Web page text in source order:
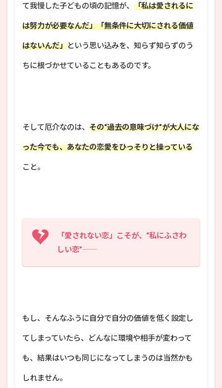
て我慢した子どもの頃の記憶が、 「私は愛されるに
は努力が必要なんだ」「無条件に大切にされる価値
はないんだ」という思い込みを、知らず知らずのう
ちに根づかせていることもあるのです。
そして厄介なのは、 その“過去の意味づけ”が大人にな
った今でも、あなたの恋愛をひっそりと操っている
こと。
「愛されない恋」こそが、“私にふさわ
しい恋”――
もし、そんなふうに自分で自分の価値を低く設定し
てしまっていたら、どんなに環境や相手が変わって
も、結果はいつも同じになってしまうのは当然かも
しれません。